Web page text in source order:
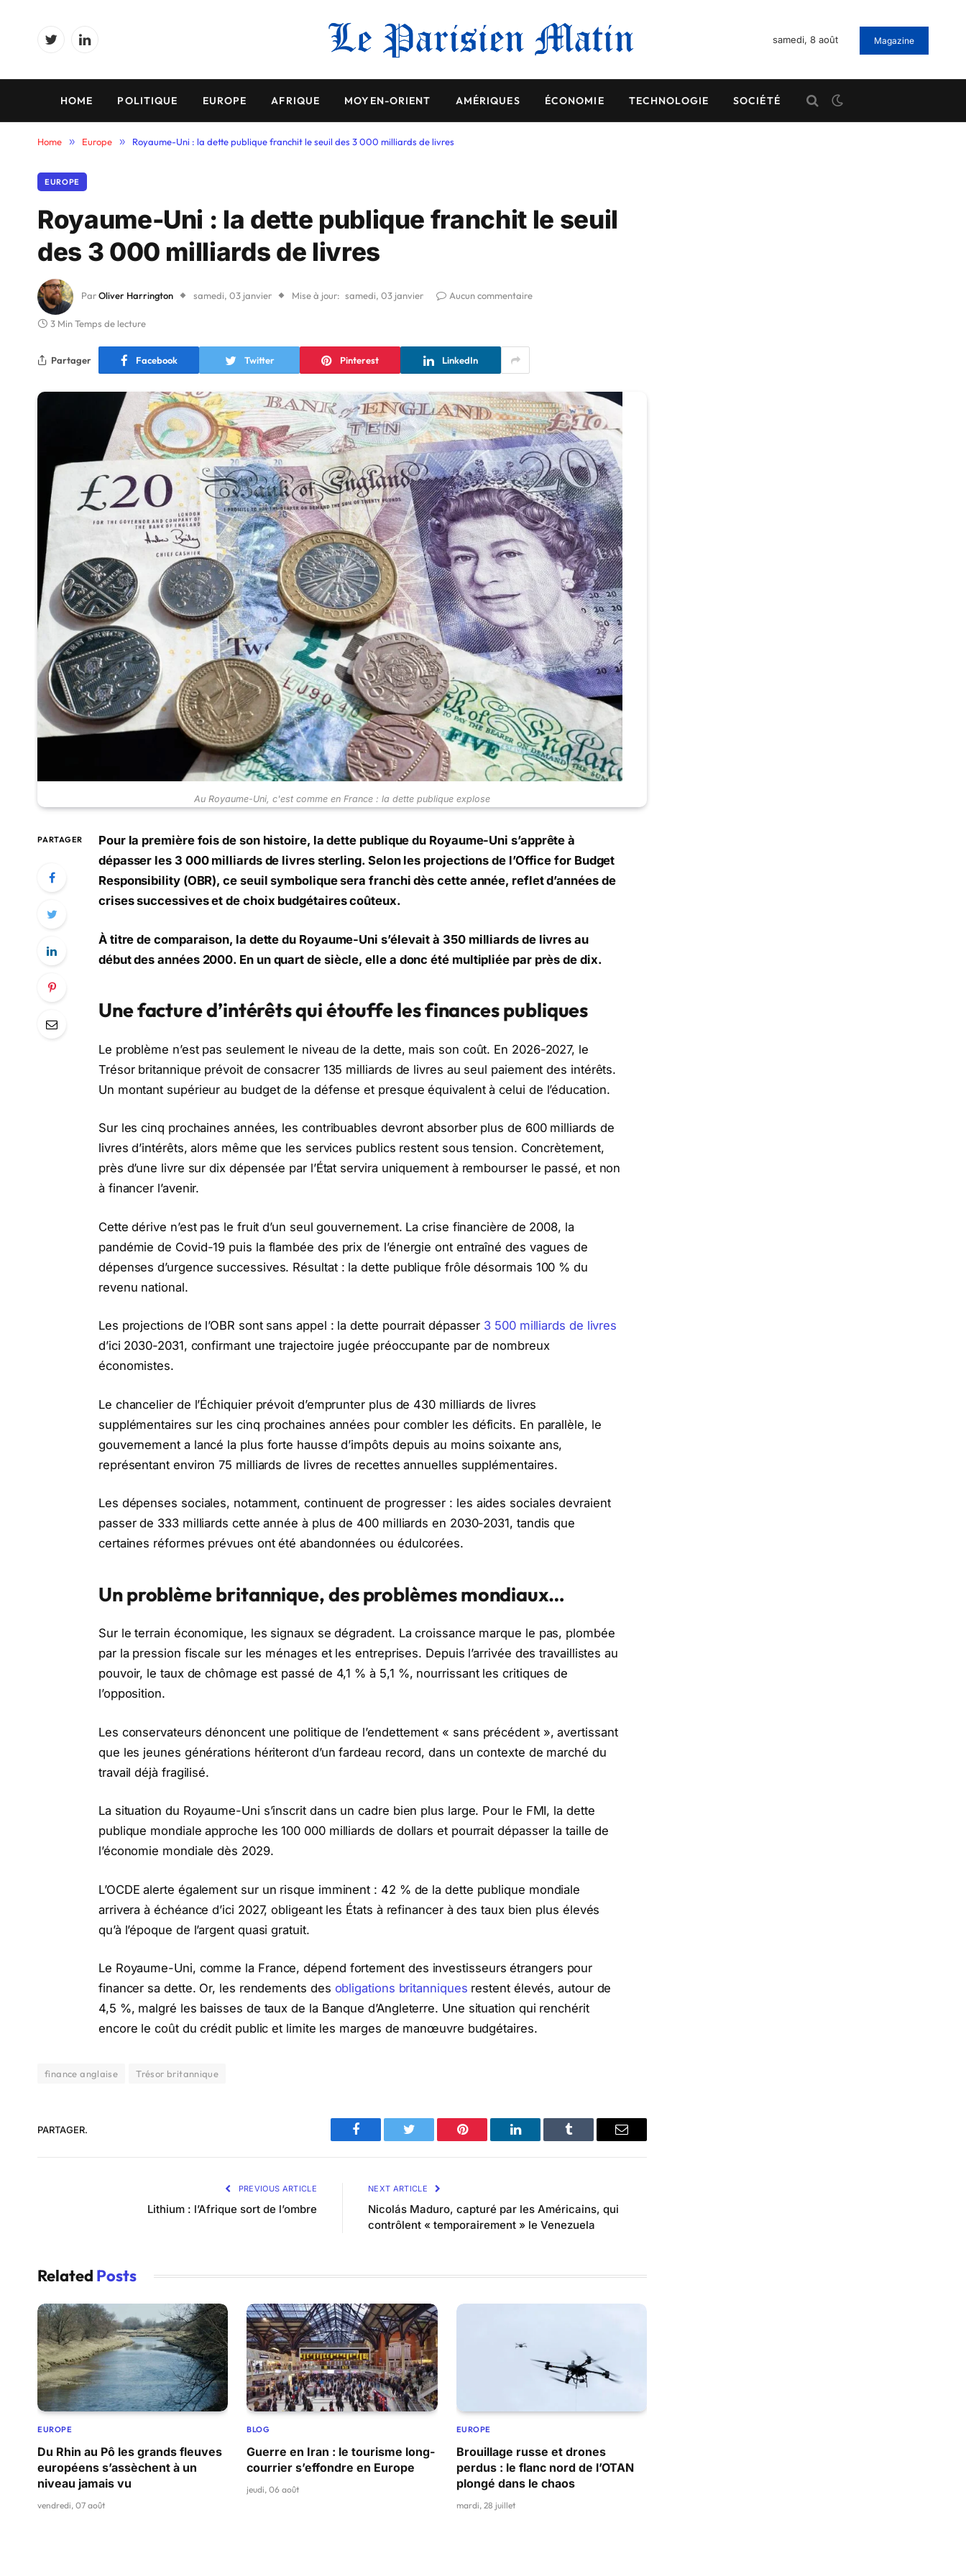
TwitterLinkedIn
samedi, 8 août Magazine
HOME POLITIQUE EUROPE AFRIQUE MOYEN-ORIENT AMÉRIQUES ÉCONOMIE TECHNOLOGIE SOCIÉTÉ
Home » Europe » Royaume-Uni : la dette publique franchit le seuil des 3 000 milliards de livres
EUROPE
Royaume-Uni : la dette publique franchit le seuil
des 3 000 milliards de livres
ParOliver Harrington samedi, 03 janvier Mise à jour: samedi, 03 janvier Aucun commentaire
3 Min Temps de lecture
Partager Facebook Twitter Pinterest LinkedIn
Au Royaume-Uni, c'est comme en France : la dette publique explose
PARTAGER
Pour la première fois de son histoire, la dette publique du Royaume-Uni s’apprête à
dépasser les 3 000 milliards de livres sterling. Selon les projections de l’Office for Budget
Responsibility (OBR), ce seuil symbolique sera franchi dès cette année, reflet d’années de
crises successives et de choix budgétaires coûteux.
À titre de comparaison, la dette du Royaume-Uni s’élevait à 350 milliards de livres au
début des années 2000. En un quart de siècle, elle a donc été multipliée par près de dix.
Une facture d’intérêts qui étouffe les finances publiques
Le problème n’est pas seulement le niveau de la dette, mais son coût. En 2026-2027, le
Trésor britannique prévoit de consacrer 135 milliards de livres au seul paiement des intérêts.
Un montant supérieur au budget de la défense et presque équivalent à celui de l’éducation.
Sur les cinq prochaines années, les contribuables devront absorber plus de 600 milliards de
livres d’intérêts, alors même que les services publics restent sous tension. Concrètement,
près d’une livre sur dix dépensée par l’État servira uniquement à rembourser le passé, et non
à financer l’avenir.
Cette dérive n’est pas le fruit d’un seul gouvernement. La crise financière de 2008, la
pandémie de Covid-19 puis la flambée des prix de l’énergie ont entraîné des vagues de
dépenses d’urgence successives. Résultat : la dette publique frôle désormais 100 % du
revenu national.
Les projections de l’OBR sont sans appel : la dette pourrait dépasser 3 500 milliards de livres
d’ici 2030-2031, confirmant une trajectoire jugée préoccupante par de nombreux
économistes.
Le chancelier de l’Échiquier prévoit d’emprunter plus de 430 milliards de livres
supplémentaires sur les cinq prochaines années pour combler les déficits. En parallèle, le
gouvernement a lancé la plus forte hausse d’impôts depuis au moins soixante ans,
représentant environ 75 milliards de livres de recettes annuelles supplémentaires.
Les dépenses sociales, notamment, continuent de progresser : les aides sociales devraient
passer de 333 milliards cette année à plus de 400 milliards en 2030-2031, tandis que
certaines réformes prévues ont été abandonnées ou édulcorées.
Un problème britannique, des problèmes mondiaux…
Sur le terrain économique, les signaux se dégradent. La croissance marque le pas, plombée
par la pression fiscale sur les ménages et les entreprises. Depuis l’arrivée des travaillistes au
pouvoir, le taux de chômage est passé de 4,1 % à 5,1 %, nourrissant les critiques de
l’opposition.
Les conservateurs dénoncent une politique de l’endettement « sans précédent », avertissant
que les jeunes générations hériteront d’un fardeau record, dans un contexte de marché du
travail déjà fragilisé.
La situation du Royaume-Uni s’inscrit dans un cadre bien plus large. Pour le FMI, la dette
publique mondiale approche les 100 000 milliards de dollars et pourrait dépasser la taille de
l’économie mondiale dès 2029.
L’OCDE alerte également sur un risque imminent : 42 % de la dette publique mondiale
arrivera à échéance d’ici 2027, obligeant les États à refinancer à des taux bien plus élevés
qu’à l’époque de l’argent quasi gratuit.
Le Royaume-Uni, comme la France, dépend fortement des investisseurs étrangers pour
financer sa dette. Or, les rendements des obligations britanniques restent élevés, autour de
4,5 %, malgré les baisses de taux de la Banque d’Angleterre. Une situation qui renchérit
encore le coût du crédit public et limite les marges de manœuvre budgétaires.
finance anglaise Trésor britannique
PARTAGER.
Facebook Twitter Pinterest LinkedIn Tumblr Email
PREVIOUS ARTICLE
Lithium : l’Afrique sort de l’ombre
NEXT ARTICLE
Nicolás Maduro, capturé par les Américains, qui
contrôlent « temporairement » le Venezuela
Related Posts
EUROPE
Du Rhin au Pô les grands fleuves
européens s’assèchent à un
niveau jamais vu
vendredi, 07 août
BLOG
Guerre en Iran : le tourisme long-
courrier s’effondre en Europe
jeudi, 06 août
EUROPE
Brouillage russe et drones
perdus : le flanc nord de l’OTAN
plongé dans le chaos
mardi, 28 juillet